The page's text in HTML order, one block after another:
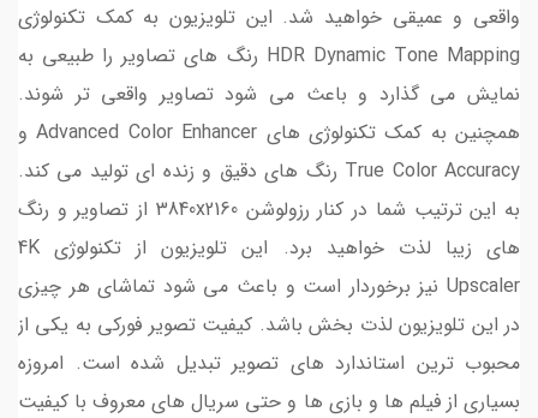
واقعی و عمیقی خواهید شد. این تلویزیون به کمک تکنولوژی
HDR Dynamic Tone Mapping رنگ های تصاویر را طبیعی به
نمایش می گذارد و باعث می شود تصاویر واقعی تر شوند.
همچنین به کمک تکنولوژی های Advanced Color Enhancer و
True Color Accuracy رنگ های دقیق و زنده ای تولید می کند.
به این ترتیب شما در کنار رزولوشن 3840x2160 از تصاویر و رنگ
های زیبا لذت خواهید برد. این تلویزیون از تکنولوژی 4K
Upscaler نیز برخوردار است و باعث می شود تماشای هر چیزی
در این تلویزیون لذت بخش باشد. کیفیت تصویر فورکی به یکی از
محبوب ترین استاندارد های تصویر تبدیل شده است. امروزه
بسیاری از فیلم ها و بازی ها و حتی سریال های معروف با کیفیت